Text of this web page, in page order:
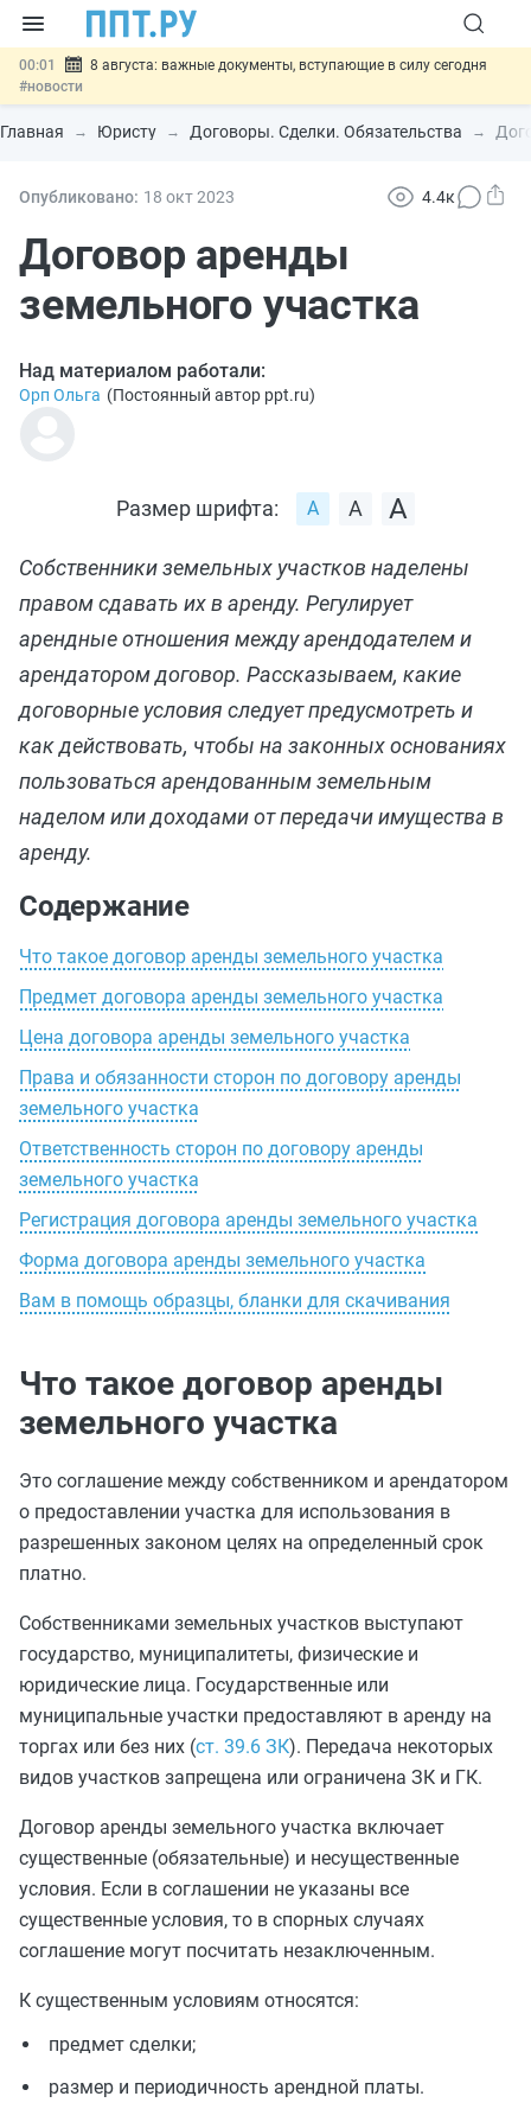
00:01
8 августа: важные документы, вступающие в силу сегодня
#новости
07.08 Подписан закон о блокировке продажи опасных товаров через
«Честный знак»#новости
07.08 Госпошлину за устранение ошибок в документах предлагают
07.08
отношений #новости
Главная Юристу Договоры. Сделки. Обязательства
Опубликовано: 18 окт2023 4.4к
Договор аренды
земельного участка
Над материалом работали:
Орп Ольга (Постоянный автор ppt.ru)
Размер шрифта:
Собственники земельных участков наделены
правом сдавать их в аренду. Регулирует
арендные отношения между арендодателем и
арендатором договор. Рассказываем, какие
договорные условия следует предусмотреть и
как действовать, чтобы на законных основаниях
пользоваться арендованным земельным
наделом или доходами от передачи имущества в
аренду.
Содержание
Что такое договор аренды земельного участка
Предмет договора аренды земельного участка
Цена договора аренды земельного участка
Права и обязанности сторон по договору аренды
земельного участка
Ответственность сторон по договору аренды
земельного участка
Регистрация договора аренды земельного участка
Форма договора аренды земельного участка
Вам в помощь образцы, бланки для скачивания
Что такое договор аренды
земельного участка
Это соглашение между собственником и арендатором
о предоставлении участка для использования в
разрешенных законом целях на определенный срок
платно.
Собственниками земельных участков выступают
государство, муниципалитеты, физические и
юридические лица. Государственные или
муниципальные участки предоставляют в аренду на
торгах или без них (ст. 39.6 ЗК). Передача некоторых
видов участков запрещена или ограничена ЗК и ГК.
Договор аренды земельного участка включает
существенные (обязательные) и несущественные
условия. Если в соглашении не указаны все
существенные условия, то в спорных случаях
соглашение могут посчитать незаключенным.
К существенным условиям относятся:
предмет сделки;
размер и периодичность арендной платы.